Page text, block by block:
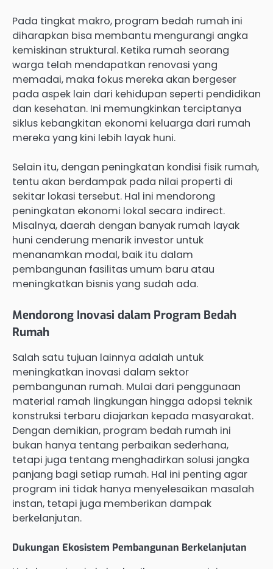
Pada tingkat makro, program bedah rumah ini
diharapkan bisa membantu mengurangi angka
kemiskinan struktural. Ketika rumah seorang
warga telah mendapatkan renovasi yang
memadai, maka fokus mereka akan bergeser
pada aspek lain dari kehidupan seperti pendidikan
dan kesehatan. Ini memungkinkan terciptanya
siklus kebangkitan ekonomi keluarga dari rumah
mereka yang kini lebih layak huni.
Selain itu, dengan peningkatan kondisi fisik rumah,
tentu akan berdampak pada nilai properti di
sekitar lokasi tersebut. Hal ini mendorong
peningkatan ekonomi lokal secara indirect.
Misalnya, daerah dengan banyak rumah layak
huni cenderung menarik investor untuk
menanamkan modal, baik itu dalam
pembangunan fasilitas umum baru atau
meningkatkan bisnis yang sudah ada.
Mendorong Inovasi dalam Program Bedah
Rumah
Salah satu tujuan lainnya adalah untuk
meningkatkan inovasi dalam sektor
pembangunan rumah. Mulai dari penggunaan
material ramah lingkungan hingga adopsi teknik
konstruksi terbaru diajarkan kepada masyarakat.
Dengan demikian, program bedah rumah ini
bukan hanya tentang perbaikan sederhana,
tetapi juga tentang menghadirkan solusi jangka
panjang bagi setiap rumah. Hal ini penting agar
program ini tidak hanya menyelesaikan masalah
instan, tetapi juga memberikan dampak
berkelanjutan.
Dukungan Ekosistem Pembangunan Berkelanjutan